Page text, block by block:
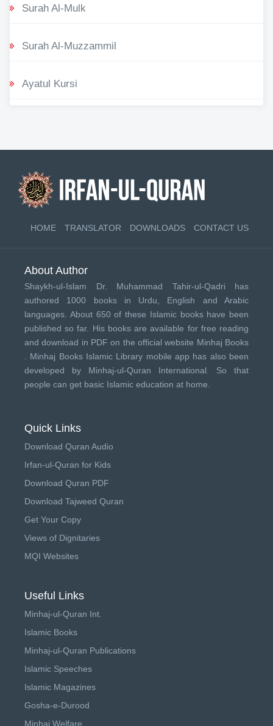
Surah Al-Mulk
Surah Al-Muzzammil
Ayatul Kursi
HOME TRANSLATOR DOWNLOADS CONTACT US
About Author
Shaykh-ul-Islam Dr. Muhammad Tahir-ul-Qadri has
authored 1000 books in Urdu, English and Arabic
languages. About 650 of these Islamic books have been
published so far. His books are available for free reading
and download in PDF on the official website Minhaj Books
Minhaj Books Islamic Library mobile app has also been
developed by Minhaj-ul-Quran International . So that
people can get basic Islamic education at home.
Quick Links
Download Quran Audio
Irfan-ul-Quran for Kids
Download Quran PDF
Download Tajweed Quran
Get Your Copy
Views of Dignitaries
MQI Websites
Useful Links
Minhaj-ul-Quran Int.
Islamic Books
Minhaj-ul-Quran Publications
Islamic Speeches
Islamic Magazines
Gosha-e-Durood
Minhaj Welfare